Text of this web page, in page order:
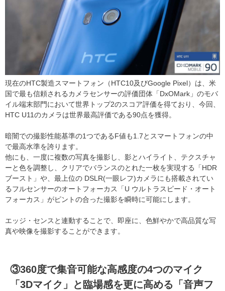
現在のHTC製造スマートフォン（HTC10及びGoogle Pixel）は、米
国で最も信頼されるカメラセンサーの評価団体「DxOMark」のモバ
イル端末部門において世界トップ2のスコア評価を得ており、今回、
HTC U11のカメラは世界最高評価である90点を獲得。
暗闇での撮影性能基準の1つであるF値も1.7とスマートフォンの中
で最高水準を誇ります。
他にも、一度に複数の写真を撮影し、影とハイライト、テクスチャ
ーと色を調整し、クリアでバランスのとれた一枚を実現する「HDR
ブースト」や、最上位の DSLR(一眼レフ)カメラにも搭載されてい
るフルセンサーのオートフォーカス「U ウルトラスピード・オート
フォーカス」がピントの合った撮影を瞬時に可能にします。
エッジ・センスと連動することで、即座に、色鮮やかで高品質な写
真や映像を撮影することができます。
③360度で集音可能な高感度の4つのマイク
「3Dマイク」と臨場感を更に高める「音声フ